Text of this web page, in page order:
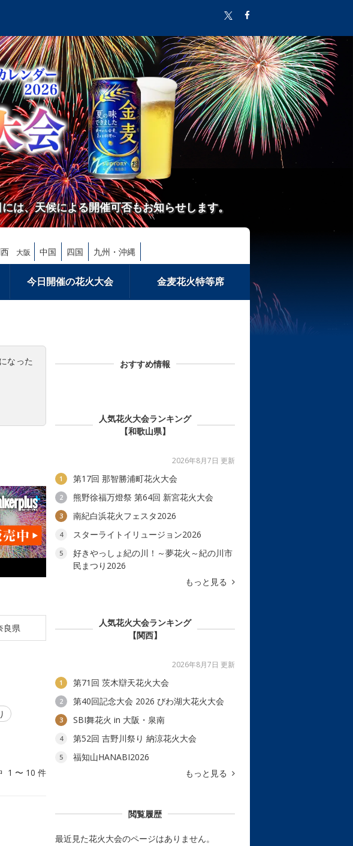
は、天候による開催可否もお知らせします。
大阪 中国 四国 九州・沖縄
今日開催の花火大会 金麦花火特等席
なった
良県
1 〜 10 件
おすすめ情報
人気花火大会ランキング
【和歌山県】
2026年8月7日 更新
1 第17回 那智勝浦町花火大会
2 熊野徐福万燈祭 第64回 新宮花火大会
3 南紀白浜花火フェスタ2026
4 スターライトイリュージョン2026
5
好きやっしょ紀の川！～夢花火～紀の川市
民まつり2026
もっと見る
人気花火大会ランキング
【関西】
2026年8月7日 更新
1 第71回 茨木辯天花火大会
2 第40回記念大会 2026 びわ湖大花火大会
3 SBI舞花火 in 大阪・泉南
4 第52回 吉野川祭り 納涼花火大会
5
福知山HANABI2026
もっと見る
閲覧履歴
最近見た花火大会のページはありません。